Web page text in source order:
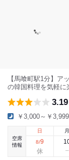
【馬喰町駅1分】ア
の韓国料理を気軽に
3.19
￥3,000～￥3,999
空席
情報
日
8/9
月